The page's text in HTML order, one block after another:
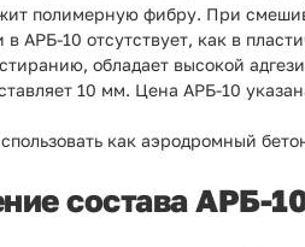
полимерную фибру. При
в АРБ-10 отсутствует, как в
обладает высокой
10 мм. Цена АРБ-10
как аэродромный
состава АРБ-